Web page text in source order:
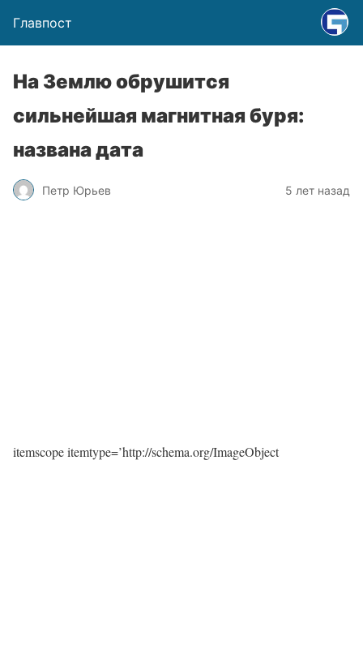
Главпост
На Землю обрушится
сильнейшая магнитная буря:
названа дата
Петр Юрьев 5 лет назад
itemscope itemtype=’http://schema.org/ImageObject